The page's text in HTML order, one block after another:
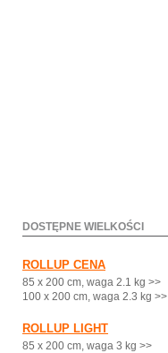
DOSTĘPNE WIELKOŚCI
ROLLUP CENA
85 x 200 cm, waga 2.1 kg >>
100 x 200 cm, waga 2.3 kg >>
ROLLUP LIGHT
85 x 200 cm, waga 3 kg >>